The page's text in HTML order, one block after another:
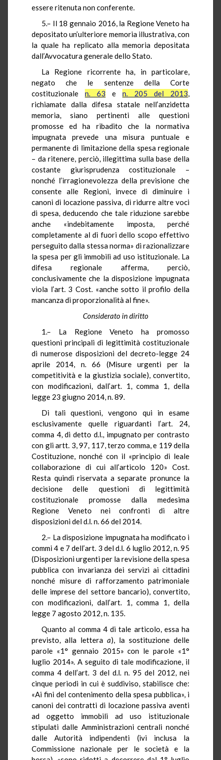
essere ritenuta non conferente.
5.– Il 18 gennaio 2016, la Regione Veneto ha
depositato un’ulteriore memoria illustrativa, con
la quale ha replicato alla memoria depositata
dall’Avvocatura generale dello Stato.
La Regione ricorrente ha, in particolare,
negato che le sentenze della Corte
costituzionale n. 63 e n. 205 del 2013,
richiamate dalla difesa statale nell’anzidetta
memoria, siano pertinenti alle questioni
promosse ed ha ribadito che la normativa
impugnata prevede una misura puntuale e
permanente di limitazione della spesa regionale
– da ritenere, perciò, illegittima sulla base della
costante giurisprudenza costituzionale –
nonché l’irragionevolezza della previsione che
consente alle Regioni, invece di diminuire i
canoni di locazione passiva, di ridurre altre voci
di spesa, deducendo che tale riduzione sarebbe
anche «indebitamente imposta, perché
completamente al di fuori dello scopo effettivo
perseguito dalla stessa norma» di razionalizzare
la spesa per gli immobili ad uso istituzionale. La
difesa regionale afferma, perciò,
conclusivamente che la disposizione impugnata
viola l’art. 3 Cost. «anche sotto il profilo della
mancanza di proporzionalità al fine».
Considerato in diritto
1.– La Regione Veneto ha promosso
questioni principali di legittimità costituzionale
di numerose disposizioni del decreto-legge 24
aprile 2014, n. 66 (Misure urgenti per la
competitività e la giustizia sociale), convertito,
con modificazioni, dall’art. 1, comma 1, della
legge 23 giugno 2014, n. 89.
Di tali questioni, vengono qui in esame
esclusivamente quelle riguardanti l’art. 24,
comma 4, di detto d.l., impugnato per contrasto
con gli artt. 3, 97, 117, terzo comma, e 119 della
Costituzione, nonché con il «principio di leale
collaborazione di cui all’articolo 120» Cost.
Resta quindi riservata a separate pronunce la
decisione delle questioni di legittimità
costituzionale promosse dalla medesima
Regione Veneto nei confronti di altre
disposizioni del d.l. n. 66 del 2014.
2.– La disposizione impugnata ha modificato i
commi 4 e 7 dell’art. 3 del d.l. 6 luglio 2012, n. 95
(Disposizioni urgenti per la revisione della spesa
pubblica con invarianza dei servizi ai cittadini
nonché misure di rafforzamento patrimoniale
delle imprese del settore bancario), convertito,
con modificazioni, dall’art. 1, comma 1, della
legge 7 agosto 2012, n. 135.
Quanto al comma 4 di tale articolo, essa ha
previsto, alla lettera a), la sostituzione delle
parole «1° gennaio 2015» con le parole «1°
luglio 2014». A seguito di tale modificazione, il
comma 4 dell’art. 3 del d.l. n. 95 del 2012, nei
cinque periodi in cui è suddiviso, stabilisce che:
«Ai fini del contenimento della spesa pubblica», i
canoni dei contratti di locazione passiva aventi
ad oggetto immobili ad uso istituzionale
stipulati dalle Amministrazioni centrali nonché
dalle Autorità indipendenti (ivi inclusa la
Commissione nazionale per le società e la